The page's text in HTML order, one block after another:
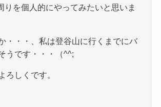
りを個人的にやってみたいと思いま
・・・、私は登谷山に行くまでにバ
うです・・・（^^;
ろしくです。